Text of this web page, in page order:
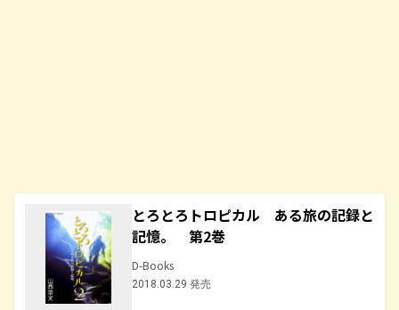
とろとろトロピカル ある旅の記録と
記憶。 第2巻
D-Books
2018.03.29 発売